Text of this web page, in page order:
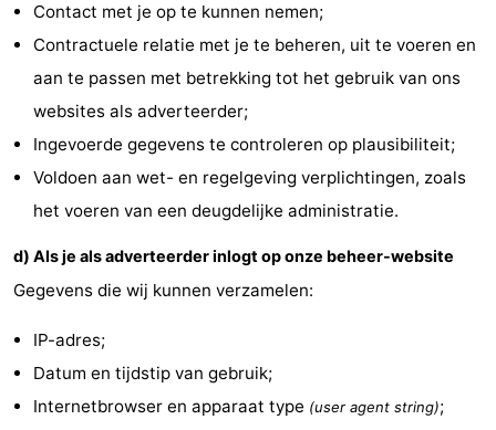
Medische
adressen
Regio
Waddeneilanden
-
Schiermonnikoog
Vlieland
Noord-
Contact met je op te kunnen nemen;
Contractuele relatie met je te beheren, uit te voeren en
aan te passen met betrekking tot het gebruik van ons
websites als adverteerder;
Ingevoerde gegevens te controleren op plausibiliteit;
Voldoen aan wet- en regelgeving verplichtingen, zoals
het voeren van een deugdelijke administratie.
d) Als je als adverteerder inlogt op onze beheer-website
Gegevens die wij kunnen verzamelen:
IP-adres;
Datum en tijdstip van gebruik;
Internetbrowser en apparaat type (user agent string);